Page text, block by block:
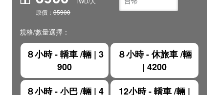
原價： 35900
規格/數量選擇：
８小時 - 轎車 /輛 | 3
900
８小時 - 休旅車 /輛
| 4200
８小時 - 小巴 /輛 | 4
12小時 - 轎車 /輛 |